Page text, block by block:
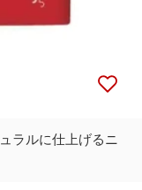
ラルに仕上げるニ